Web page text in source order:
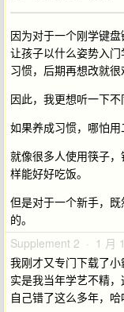
因为对于一个刚学键
让孩子以什么姿势入
习惯，后期再想改就很
因此，我更想听一下不
如果养成习惯，哪怕用
就像很多人使用筷子
样能好好吃饭。
但是对于一个新手，
的。
Supplement 2 · 1 月
我刚才又专门下载了
实是我当年学艺不精
自己错了这么多年，哈